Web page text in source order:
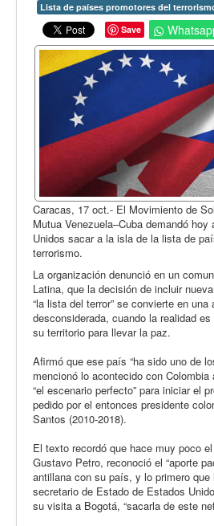
Medio Ambiente
Ciencia, tecnología y
Francés
Inglés
Desempolvando la historia
Lista de países promotores del
Save
Caracas, 17 oct.- El Movimiento de
Mutua Venezuela–Cuba demandó
Unidos sacar a la isla de la lista de
terrorismo.
La organización denunció en un
Latina, que la decisión de incluir
“la lista del terror” se convierte en
desconsiderada, cuando la realidad
su territorio para llevar la paz.
Afirmó que ese país “ha sido uno de
mencionó lo acontecido con
“el escenario perfecto” para iniciar el
pedido por el entonces presidente
Santos (2010-2018).
El texto recordó que hace muy poco
Gustavo Petro, reconoció el “aporte
antillana con su país, y lo primero que
secretario de Estado de Estados
su visita a Bogotá, “sacarla de este